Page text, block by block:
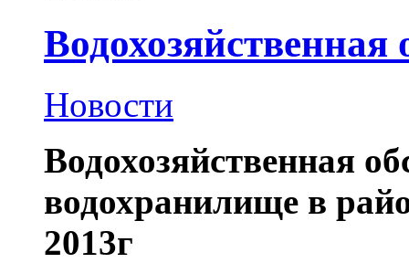
Водохозяйственная
Новости
Водохозяйственная
водохранилище в
2013г